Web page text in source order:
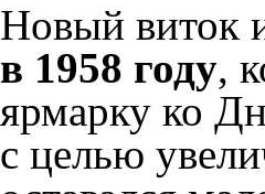
Новый виток
в 1958 году,
ярмарку ко
с целью